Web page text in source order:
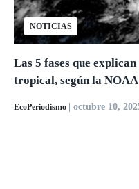
NOTICIAS
Las 5 fases que
tropical, según la NOAA
EcoPeriodismo | octubre 10,